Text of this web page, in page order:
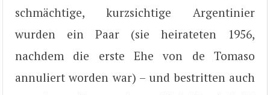
schmächtige, kurzsichtige Argentinier
wurden ein Paar (sie heirateten 1956,
nachdem die erste Ehe von de Tomaso
annuliert worden war) – und bestritten auch